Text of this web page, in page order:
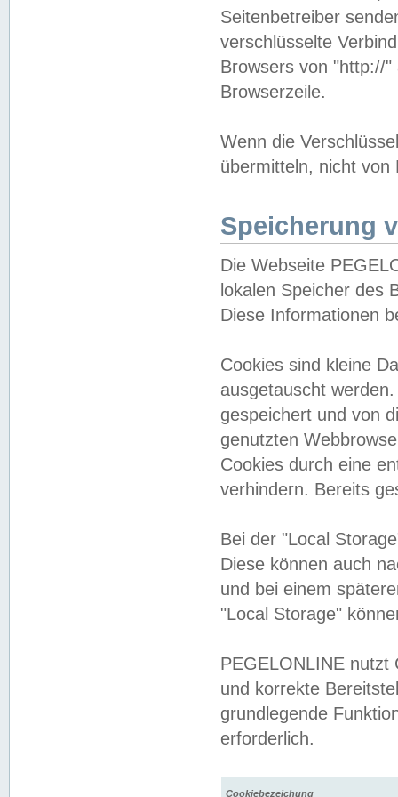
Seitenbetreiber
verschlüsselte
Browsers von "http://
Browserzeile.
Wenn die
übermitteln, nicht von
Speicherung
Die Webseite
lokalen Speicher des
Diese Informationen
Cookies sind kleine
ausgetauscht
gespeichert und von
genutzten
Cookies durch eine
verhindern. Bereits
Bei der "Local
Diese können auch
und bei einem
"Local Storage"
PEGELONLINE nutzt
und korrekte
grundlegende
erforderlich.
Cookiebezeichung